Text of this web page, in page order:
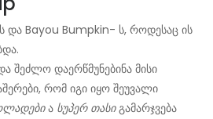
და Bayou Bumpkin- ს, როდესაც ის
შეძლო დაერწმუნებინა მისი
რომ იგი იყო შეუვალი
ა სუპერ თასიგამარჯვება